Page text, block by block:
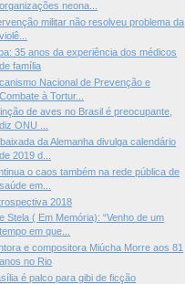
organizações neona...
militar não resolveu problema da
violê...
35 anos da experiência dos médicos
de família
Nacional de Prevenção e
Combate à Tortur...
de aves no Brasil é preocupante,
diz ONU ...
da Alemanha divulga calendário
de 2019 d...
o caos também na rede pública de
saúde em...
2018
Stela ( Em Memória): “Venho de um
tempo em que...
e compositora Miúcha Morre aos 81
anos no Rio
é palco para gibi de ficção